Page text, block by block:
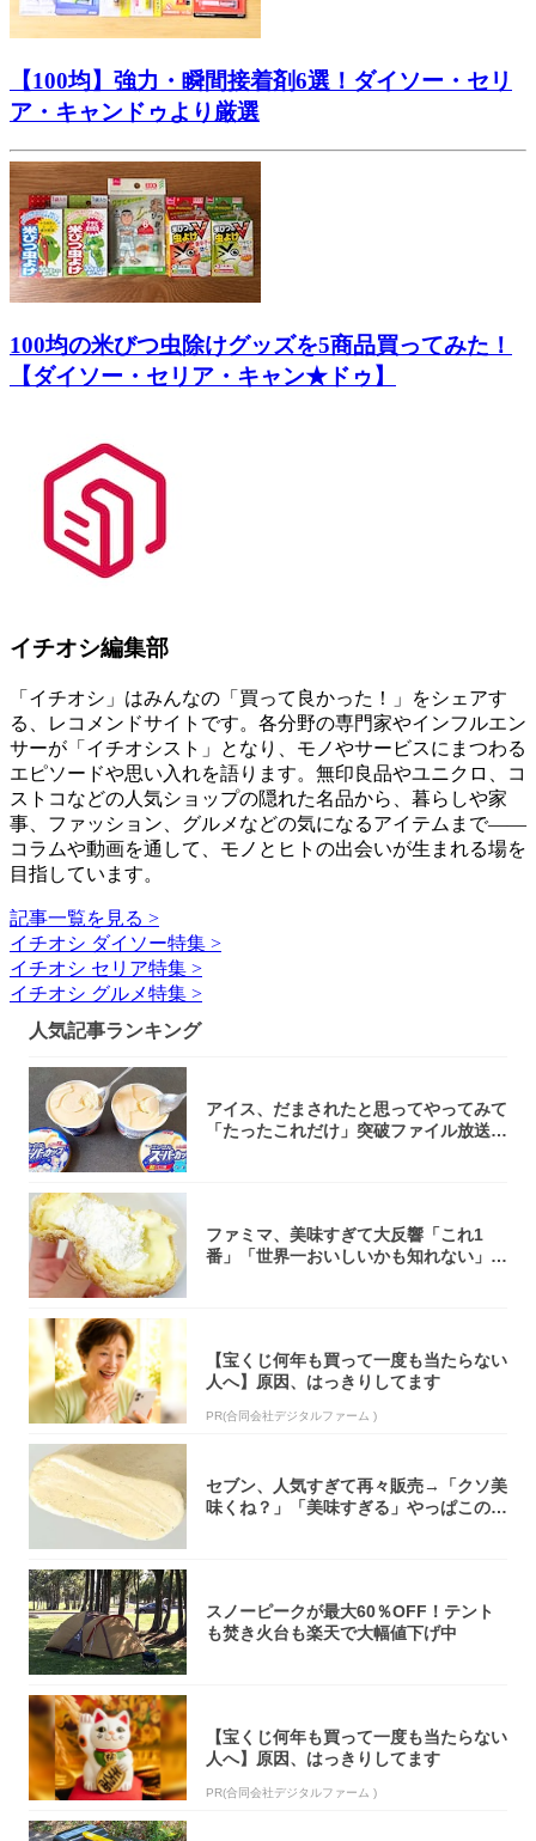
【100均】強力・瞬間接着剤6選！ダイソー・セリ
ア・キャンドゥより厳選
100均の米びつ虫除けグッズを5商品買ってみた！
【ダイソー・セリア・キャン★ドゥ】
イチオシ編集部
「イチオシ」はみんなの「買って良かった！」をシェアす
る、レコメンドサイトです。各分野の専門家やインフルエン
サーが「イチオシスト」となり、モノやサービスにまつわる
エピソードや思い入れを語ります。無印良品やユニクロ、コ
ストコなどの人気ショップの隠れた名品から、暮らしや家
事、ファッション、グルメなどの気になるアイテムまで――
コラムや動画を通して、モノとヒトの出会いが生まれる場を
目指しています。
記事一覧を見る >
イチオシ ダイソー特集 >
イチオシ セリア特集 >
イチオシ グルメ特集 >
人気記事ランキング
アイス、だまされたと思ってやってみて
「たったこれだけ」突破ファイル放送で
ファミマ、美味すぎて大反響「これ1
番」「世界一おいしいかも知れない」
【宝くじ何年も買って一度も当たらない
人へ】原因、はっきりしてます
PR(合同会社デジタルファーム )
セブン、人気すぎて再々販売→「クソ美
味くね？」「美味すぎる」やっぱこのク
スノーピークが最大60％OFF！テント
も焚き火台も楽天で大幅値下げ中
【宝くじ何年も買って一度も当たらない
人へ】原因、はっきりしてます
PR(合同会社デジタルファーム )